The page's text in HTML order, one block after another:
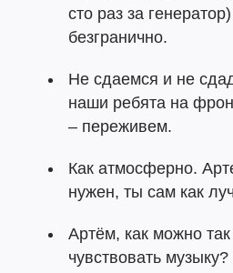
сто раз за
безгранично.
Не сдаемся и не
наши ребята на
– переживем.
Как атмосферно.
нужен, ты сам как
Артём, как можно так
чувствовать музыку?